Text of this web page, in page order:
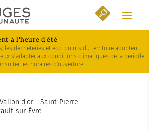
à l'heure d'été
les déchèteries et éco-points du territoire adoptent
s’adapter aux conditions climatiques de la période
les horaires d'ouverture.
d'or - Saint-Pierre-
sur-Èvre